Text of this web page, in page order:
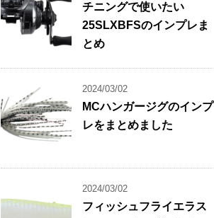
チニングで使いたい
25SLXBFSのインプレま
とめ
2024/03/02
MCハンガージグのインプ
レをまとめました
2024/03/02
フィッシュフライエラス